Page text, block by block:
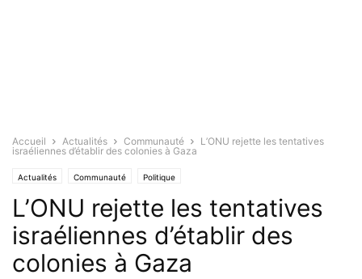
Accueil Actualités Communauté
L’ONU rejette les tentatives
israéliennes d’établir des colonies à Gaza
Actualités Communauté Politique
L’ONU rejette les tentatives
israéliennes d’établir des
colonies à Gaza